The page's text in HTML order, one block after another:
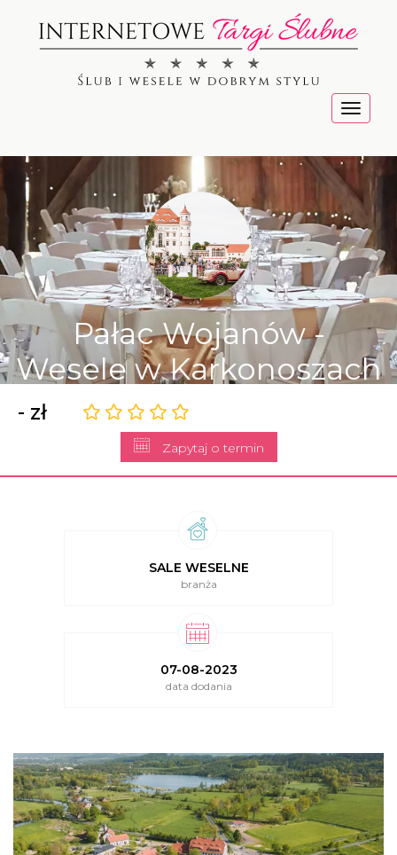
Menu
Pałac Wojanów -
Wesele w Karkonoszach
- zł
Zapytaj o termin
SALE WESELNE
branża
07-08-2023
data dodania